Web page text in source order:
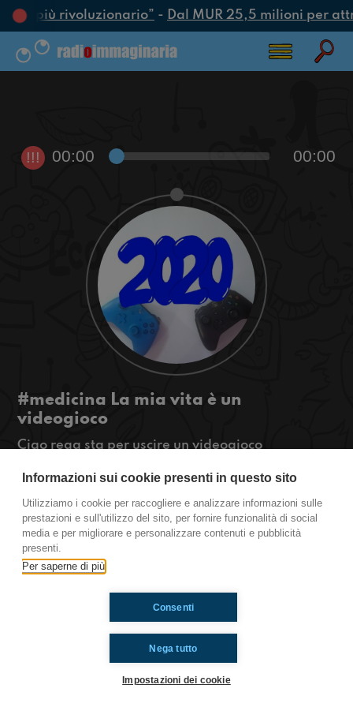
più rivoluzionario”- Dal MUR 25,5 milioni per
!!! 00:00 00:00
#medicina La mia vita è un
videogioco
Ciao rega sta per uscire un videogioco
saperne di più
#OkkinSu www.radioimmaginaria.it
Medicina
Informazioni sui cookie presenti in questo sito
Utilizziamo i cookie per raccogliere e analizzare informazioni sulle
prestazioni e sull'utilizzo del sito, per fornire funzionalità di social
media e per migliorare e personalizzare contenuti e pubblicità
presenti.
Per saperne di più
Nega tutto
Consenti
Impostazioni dei cookie